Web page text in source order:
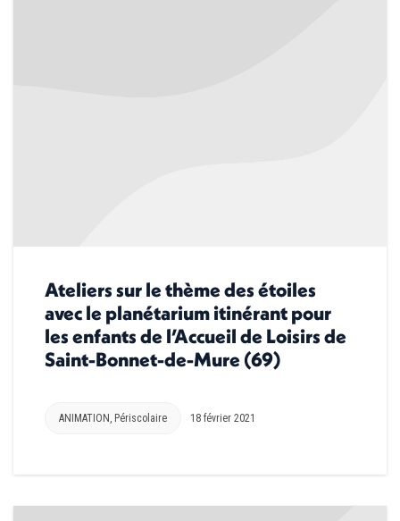
Ateliers sur le thème des étoiles
avec le planétarium itinérant pour
les enfants de l’Accueil de Loisirs de
Saint-Bonnet-de-Mure (69)
ANIMATION , Périscolaire 18 février 2021